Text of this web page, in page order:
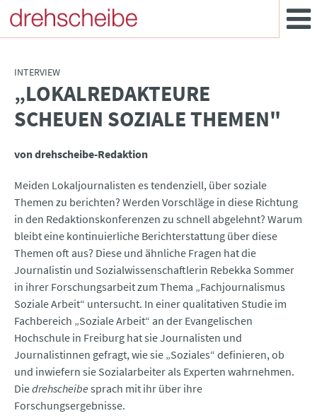
INTERVIEW
„LOKALREDAKTEURE
SCHEUEN SOZIALE THEMEN"
von drehscheibe-Redaktion
Meiden Lokaljournalisten es tendenziell, über soziale
Themen zu berichten? Werden Vorschläge in diese Richtung
in den Redaktionskonferenzen zu schnell abgelehnt? Warum
bleibt eine kontinuierliche Berichterstattung über diese
Themen oft aus? Diese und ähnliche Fragen hat die
Journalistin und Sozialwissenschaftlerin Rebekka Sommer
in ihrer Forschungsarbeit zum Thema „Fachjournalismus
Soziale Arbeit“ untersucht. In einer qualitativen Studie im
Fachbereich „Soziale Arbeit“ an der Evangelischen
Hochschule in Freiburg hat sie Journalisten und
Journalistinnen gefragt, wie sie „Soziales“ definieren, ob
und inwiefern sie Sozialarbeiter als Experten wahrnehmen.
Diedrehscheibe sprach mit ihr über ihre
Forschungsergebnisse.